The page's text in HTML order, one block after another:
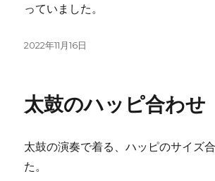
っていました。
投
2022年11月16日
太鼓のハッピ合わせ
太鼓の演奏で着る、ハッピのサイズ
た。